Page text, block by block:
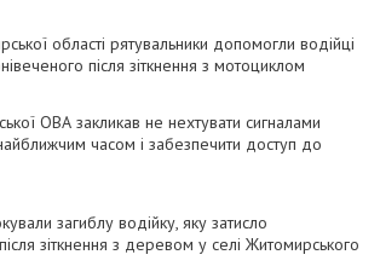
області рятувальники допомогли водійці
після зіткнення з мотоциклом
ОВА закликав не нехтувати сигналами
часом і забезпечити доступ до
загиблу водійку, яку затисло
зіткнення з деревом у селі Житомирського